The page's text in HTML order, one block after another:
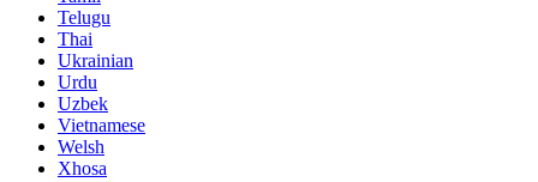
Telugu
Thai
Ukrainian
Urdu
Uzbek
Vietnamese
Welsh
Xhosa